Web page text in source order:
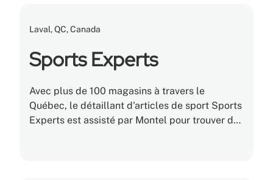
Laval, QC, Canada
Sports Experts
Avec plus de 100 magasins à travers le
Québec, le détaillant d'articles de sport Sports
Experts est assisté par Montel pour trouver des